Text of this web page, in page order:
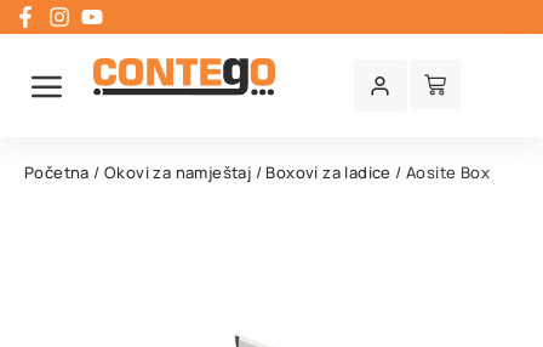
Početna /Okovi za namještaj / Boxovi za ladice / Aosite Box